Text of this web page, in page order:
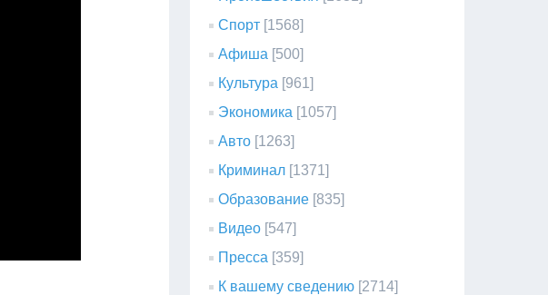
Спорт [1568]
Афиша [500]
Культура [961]
Экономика [1057]
Авто [1263]
Криминал [1371]
Образование [835]
Видео [547]
Пресса [359]
К вашему сведению [2714]